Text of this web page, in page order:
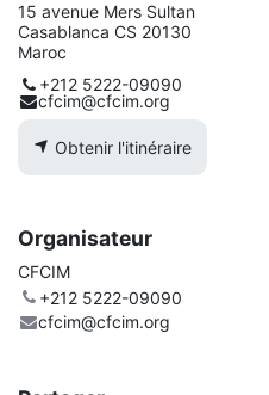
15 avenue Mers Sultan
Casablanca CS 20130
Maroc
+212 5222-09090
cfcim@cfcim.org
Obtenir l'itinéraire
Organisateur
CFCIM
+212 5222-09090
cfcim@cfcim.org